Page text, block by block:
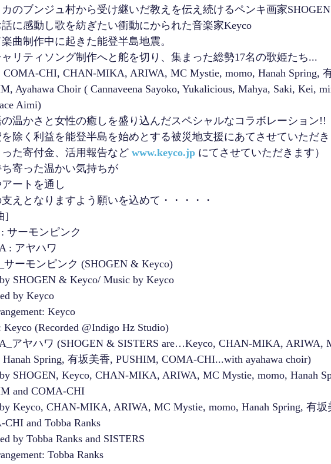
のブンジュ村から受け継いだ教えを伝え続けるペンキ画家SHOGEN
に感動し歌を紡ぎたい衝動にかられた音楽家Keyco
曲制作中に起きた能登半島地震。
リティソング制作へと舵を切り、集まった総勢17名の歌姫たち...
COMA-CHI, CHAN-MIKA, ARIWA, MC Mystie, momo, Hanah Spring,
Ayahawa Choir ( Cannaveena Sayoko, Yukalicious, Mahya, Saki, Kei,
Aimi)
の温かさと女性の癒しを盛り込んだスペシャルなコラボレーション!!
除く利益を能登半島を始めとする被災地支援にあてさせていただ
った寄付金、活用報告など www.keyco.jp にてさせていただきます）
ち寄った温かい気持ちが
ートを通し
えとなりますよう願いを込めて・・・・・
]
: サーモンピンク
: アヤハワ
サーモンピンク (SHOGEN & Keyco)
SHOGEN & Keyco/ Music by Keyco
by Keyco
Keyco
Keyco (Recorded @Indigo Hz Studio)
アヤハワ (SHOGEN & SISTERS are…Keyco, CHAN-MIKA, ARIWA,
Hanah Spring, 有坂美香, PUSHIM, COMA-CHI...with ayahawa choir)
SHOGEN, Keyco, CHAN-MIKA, ARIWA, MC Mystie, momo, Hanah
and COMA-CHI
Keyco, CHAN-MIKA, ARIWA, MC Mystie, momo, Hanah Spring, 有
CHI and Tobba Ranks
by Tobba Ranks and SISTERS
Tobba Ranks